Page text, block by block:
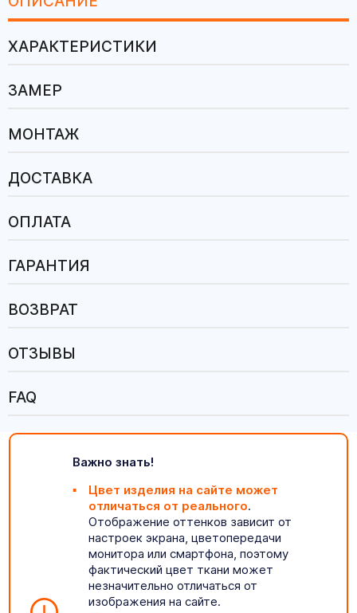
ХАРАКТЕРИСТИКИ
ЗАМЕР
МОНТАЖ
ДОСТАВКА
ОПЛАТА
ГАРАНТИЯ
ВОЗВРАТ
ОТЗЫВЫ
FAQ
Важно знать!
Цвет изделия на сайте может
отличаться от реального.
Отображение оттенков зависит от
настроек экрана, цветопередачи
монитора или смартфона, поэтому
фактический цвет ткани может
незначительно отличаться от
изображения на сайте.